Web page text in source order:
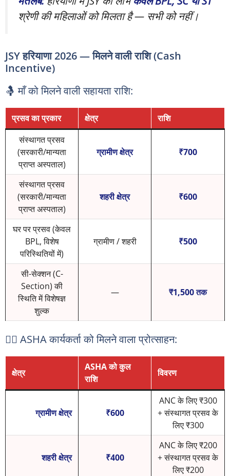
श्रेणी की महिलाओं को मिलता है — सभी को नहीं।
JSY हरियाणा 2026 — मिलने वाली राशि (Cash
Incentive)
🤱 माँ को मिलने वाली सहायता राशि:
प्रसव का प्रकार क्षेत्र
राशि
संस्थागत प्रसव
(सरकारी/मान्यता
प्राप्त अस्पताल)
ग्रामीण क्षेत्र ₹700
संस्थागत प्रसव
(सरकारी/मान्यता
प्राप्त अस्पताल)
शहरी क्षेत्र ₹600
घर पर प्रसव (केवल
BPL, विशेष
परिस्थितियों में)
ग्रामीण / शहरी ₹500
सी-सेक्शन (C-
Section) की
स्थिति में विशेषज्ञ
शुल्क
— ₹1,500 तक
👩‍⚕️ ASHA कार्यकर्ता को मिलने वाला प्रोत्साहन:
क्षेत्र
ASHA को कुल
राशि
विवरण
ग्रामीण क्षेत्र ₹600
ANC के लिए ₹300
+ संस्थागत प्रसव के
लिए ₹300
शहरी क्षेत्र ₹400
ANC के लिए ₹200
+ संस्थागत प्रसव के
लिए ₹200